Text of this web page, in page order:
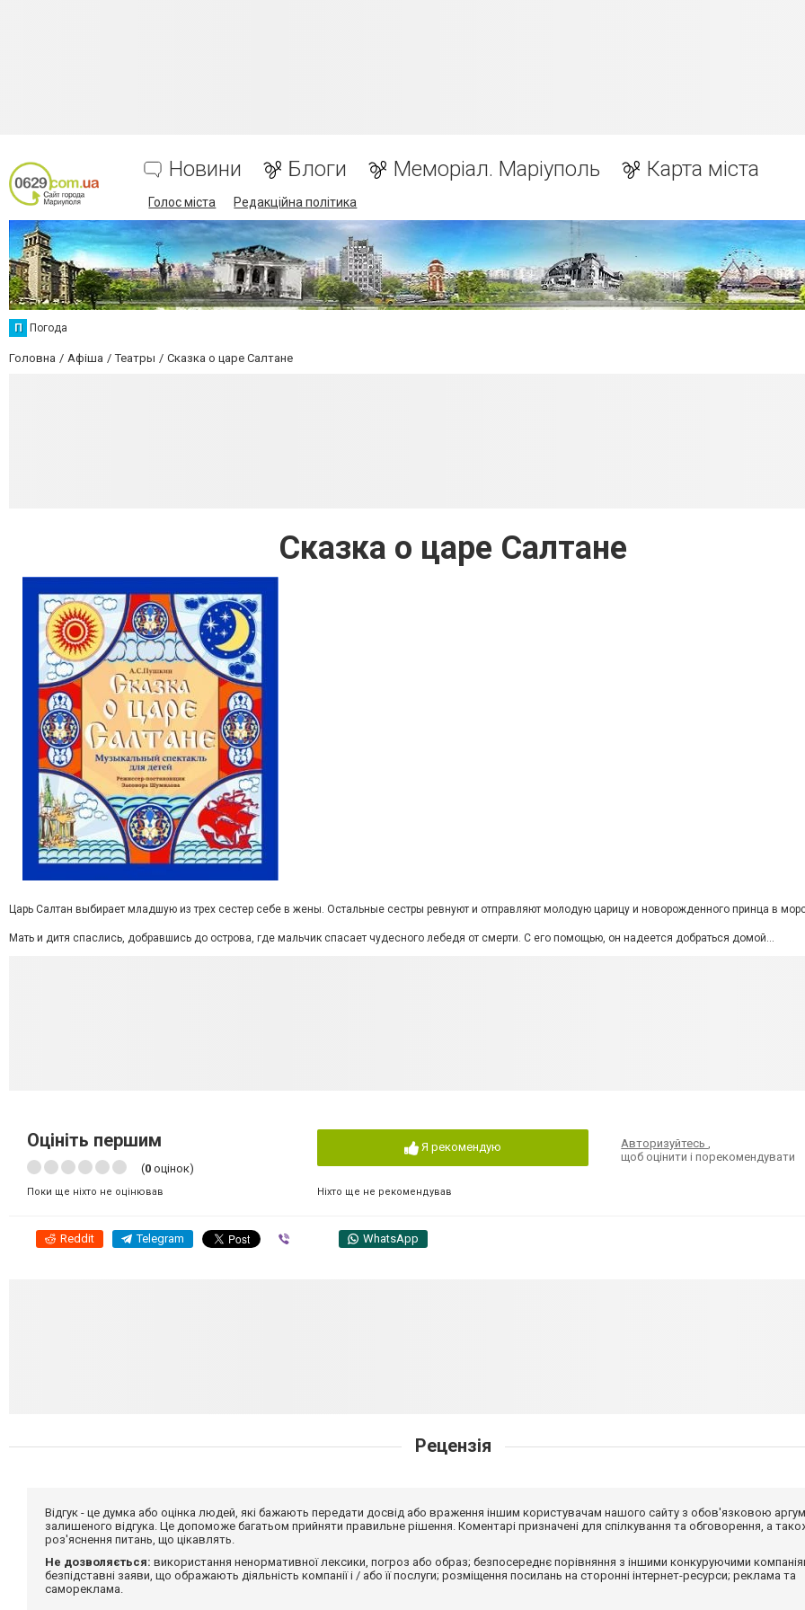
Новини Блоги Меморіал. Маріуполь Карта міста
Голос міста Редакційна політика
П Погода
Головна Афіша Театры Сказка о царе Салтане
Сказка о царе Салтане
Царь Салтан выбирает младшую из трех сестер себе в жены. Остальные сестры ревнуют и отправляют молодую царицу и новорожденного принца в
Мать и дитя спаслись, добравшись до острова, где мальчик спасает чудесного лебедя от смерти. С его помощью, он надеется добраться домой...
Оцініть першим
(0 оцінок)
Поки ще ніхто не оцінював
Я рекомендую
Ніхто ще не рекомендував
Авторизуйтесь,
щоб оцінити і порекомендувати
Reddit Telegram WhatsApp
Рецензія
Відгук - це думка або оцінка людей, які бажають передати досвід або враження іншим користувачам нашого сайту з обов'язковою
залишеного відгука. Це допоможе багатьом прийняти правильне рішення. Коментарі призначені для спілкування та обговорення, а
роз'яснення питань, що цікавлять.
Не дозволяється: використання ненормативної лексики, погроз або образ; безпосереднє порівняння з іншими конкуруючими
безпідставні заяви, що ображають діяльність компанії і / або її послуги; розміщення посилань на сторонні інтернет-ресурси; реклама та
самореклама.